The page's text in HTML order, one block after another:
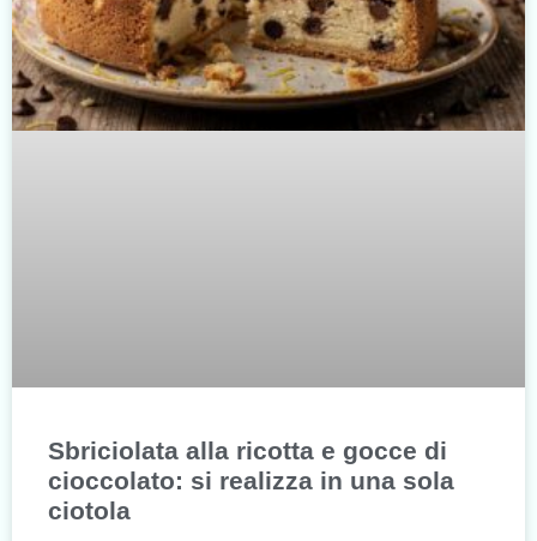
Sbriciolata alla ricotta e gocce di
cioccolato: si realizza in una sola
ciotola